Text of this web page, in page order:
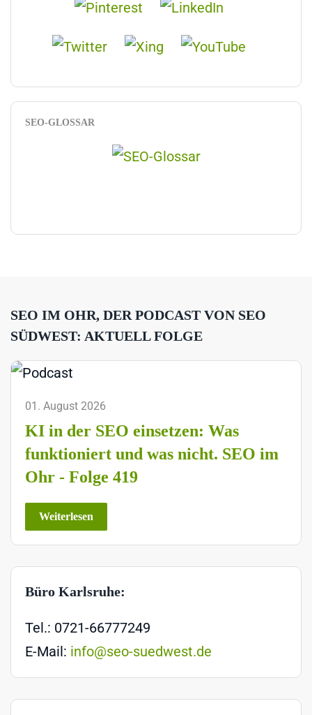
SEO-GLOSSAR
SEO IM OHR, DER PODCAST VON SEO
SÜDWEST: AKTUELL FOLGE
01. August 2026
KI in der SEO einsetzen: Was
funktioniert und was nicht. SEO im
Ohr - Folge 419
Weiterlesen
Büro Karlsruhe:
Tel.: 0721-66777249
E-Mail: info@seo-suedwest.de